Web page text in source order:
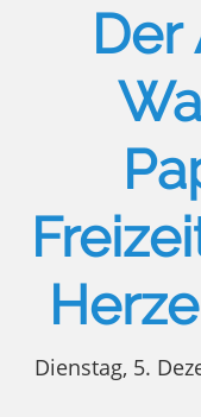
Der
Dienstag, 5.